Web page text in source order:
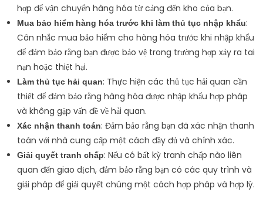
hợp để vận chuyển hàng hóa từ cảng đến kho của bạn.
Mua bảo hiểm hàng hóa trước khi làm thủ tục nhập khẩu:
Cân nhắc mua bảo hiểm cho hàng hóa trước khi nhập khẩu
để đảm bảo rằng bạn được bảo vệ trong trường hợp xảy ra tai
nạn hoặc thiệt hại.
Làm thủ tục hải quan: Thực hiện các thủ tục hải quan cần
thiết để đảm bảo rằng hàng hóa được nhập khẩu hợp pháp
và không gặp vấn đề về hải quan.
Xác nhận thanh toán: Đảm bảo rằng bạn đã xác nhận thanh
toán với nhà cung cấp một cách đầy đủ và chính xác.
Giải quyết tranh chấp: Nếu có bất kỳ tranh chấp nào liên
quan đến giao dịch, đảm bảo rằng bạn có các quy trình và
giải pháp để giải quyết chúng một cách hợp pháp và hợp lý.